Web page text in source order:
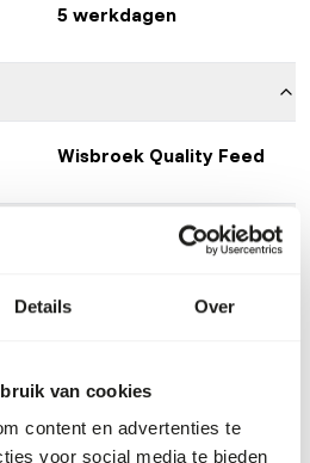
Details Over
van cookies
content en advertenties te
voor social media te bieden
5 werkdagen
Wisbroek Quality Feed
Wisbroek CarniPower on the
amount is 10 grams of
spoon: a finished measuring